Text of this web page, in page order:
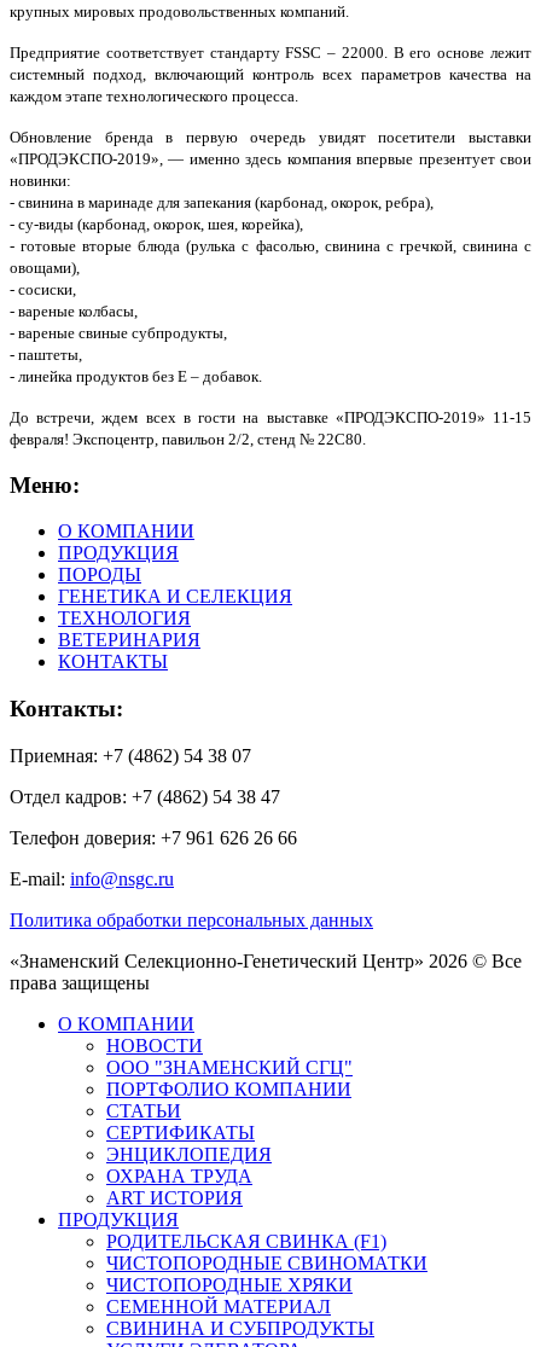
крупных мировых продовольственных компаний.
Предприятие соответствует стандарту FSSC – 22000. В его основе лежит
системный подход, включающий контроль всех параметров качества на
каждом этапе технологического процесса.
Обновление бренда в первую очередь увидят посетители выставки
«ПРОДЭКСПО-2019», — именно здесь компания впервые презентует свои
новинки:
- свинина в маринаде для запекания (карбонад, окорок, ребра),
- су-виды (карбонад, окорок, шея, корейка),
- готовые вторые блюда (рулька с фасолью, свинина с гречкой, свинина с
овощами),
- сосиски,
- вареные колбасы,
- вареные свиные субпродукты,
- паштеты,
- линейка продуктов без Е – добавок.
До встречи, ждем всех в гости на выставке «ПРОДЭКСПО-2019» 11-15
февраля! Экспоцентр, павильон 2/2, стенд № 22С80.
Меню:
О КОМПАНИИ
ПРОДУКЦИЯ
ПОРОДЫ
ГЕНЕТИКА И СЕЛЕКЦИЯ
ТЕХНОЛОГИЯ
ВЕТЕРИНАРИЯ
КОНТАКТЫ
Контакты:
Приемная: +7 (4862) 54 38 07
Отдел кадров: +7 (4862) 54 38 47
Телефон доверия: +7 961 626 26 66
E-mail: info@nsgc.ru
Политика обработки персональных данных
«Знаменский Селекционно-Генетический Центр» 2026 © Все
права защищены
О КОМПАНИИ
НОВОСТИ
ООО "ЗНАМЕНСКИЙ СГЦ"
ПОРТФОЛИО КОМПАНИИ
СТАТЬИ
СЕРТИФИКАТЫ
ЭНЦИКЛОПЕДИЯ
ОХРАНА ТРУДА
ART ИСТОРИЯ
ПРОДУКЦИЯ
РОДИТЕЛЬСКАЯ СВИНКА (F1)
ЧИСТОПОРОДНЫЕ СВИНОМАТКИ
ЧИСТОПОРОДНЫЕ ХРЯКИ
СЕМЕННОЙ МАТЕРИАЛ
СВИНИНА И СУБПРОДУКТЫ